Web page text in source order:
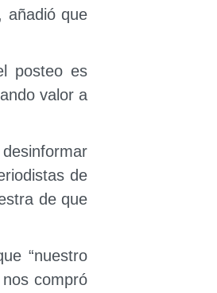
añadió que
posteo es
valor a
de
de que
“nuestro
compró